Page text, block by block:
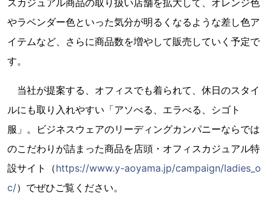
スカジュアル商品の取り扱い店舗を拡大して、オレンジ色
やラベンダー色といった気分が明るくなるような差し色ア
イテムなど、さらに商品数を増やして販売していく予定で
す。
当社が提案する、オフィスでも着られて、休日のスタイ
ルにも取り入れやすい「アソべる、エラべる、シゴト
服」。ビジネスウェアのリーディングカンパニーならでは
のこだわりが詰まった商品を店頭・オフィスカジュアル特
設サイト（https://www.y-aoyama.jp/campaign/ladies_o
c/）でぜひご覧ください。